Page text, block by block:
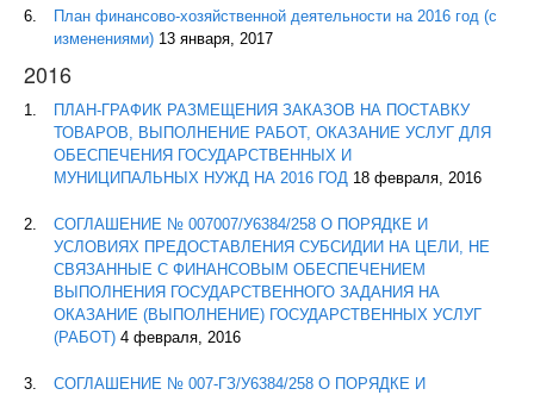
План финансово-хозяйственной деятельности на 2016 год (с
изменениями) 13 января, 2017
2016
ПЛАН-ГРАФИК РАЗМЕЩЕНИЯ ЗАКАЗОВ НА ПОСТАВКУ
ТОВАРОВ, ВЫПОЛНЕНИЕ РАБОТ, ОКАЗАНИЕ УСЛУГ ДЛЯ
ОБЕСПЕЧЕНИЯ ГОСУДАРСТВЕННЫХ И
МУНИЦИПАЛЬНЫХ НУЖД НА 2016 ГОД 18 февраля, 2016
СОГЛАШЕНИЕ № 007007/У6384/258 О ПОРЯДКЕ И
УСЛОВИЯХ ПРЕДОСТАВЛЕНИЯ СУБСИДИИ НА ЦЕЛИ, НЕ
СВЯЗАННЫЕ С ФИНАНСОВЫМ ОБЕСПЕЧЕНИЕМ
ВЫПОЛНЕНИЯ ГОСУДАРСТВЕННОГО ЗАДАНИЯ НА
ОКАЗАНИЕ (ВЫПОЛНЕНИЕ) ГОСУДАРСТВЕННЫХ УСЛУГ
(РАБОТ) 4 февраля, 2016
СОГЛАШЕНИЕ № 007-ГЗ/У6384/258 О ПОРЯДКЕ И